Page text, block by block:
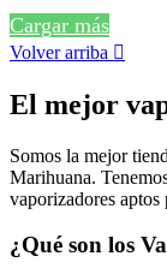
Cargar más
Volver arriba 
El mejor
Somos la mejor
Marihuana.
vaporizadores aptos
¿Qué son los